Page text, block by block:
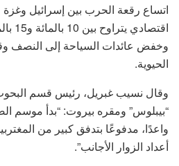
اتساع رقعة الحرب بين إسرائيل
وخفض عائدات السياحة إلى النصف
الحيوية.
وقال نسيب غبريل، رئيس قسم
“بيبلوس” ومقره بيروت: “بدأ موسم
واعدًا، مدفوعًا بتدفق كبير من
أعداد الزوار الأجانب”.